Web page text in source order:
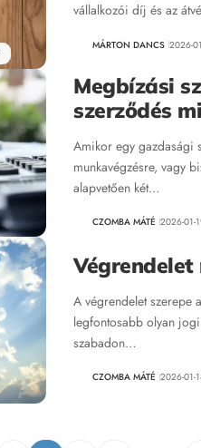
vállalkozói díj és az
MÁRTON DANCS 2026-
Megbízási
szerződés
Amikor egy gazdasági
munkavégzésre, vagy
alapvetően két…
CZOMBA MÁTÉ 2026-01-
A végrendelet szerepe
legfontosabb olyan
szabadon…
CZOMBA MÁTÉ 2026-01-